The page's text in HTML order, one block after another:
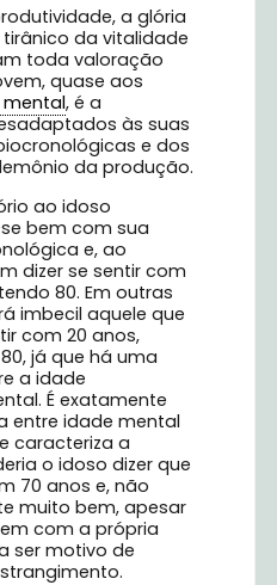
a glória
da vitalidade
toda valoração
quase aos
, é a
às suas
e dos
da produção.
ao idoso
bem com sua
e, ao
dizer se sentir com
80. Em outras
imbecil aquele que
com 20 anos,
já que há uma
a idade
É exatamente
entre idade mental
caracteriza a
o idoso dizer que
70 anos e, não
muito bem, apesar
com a própria
ser motivo de